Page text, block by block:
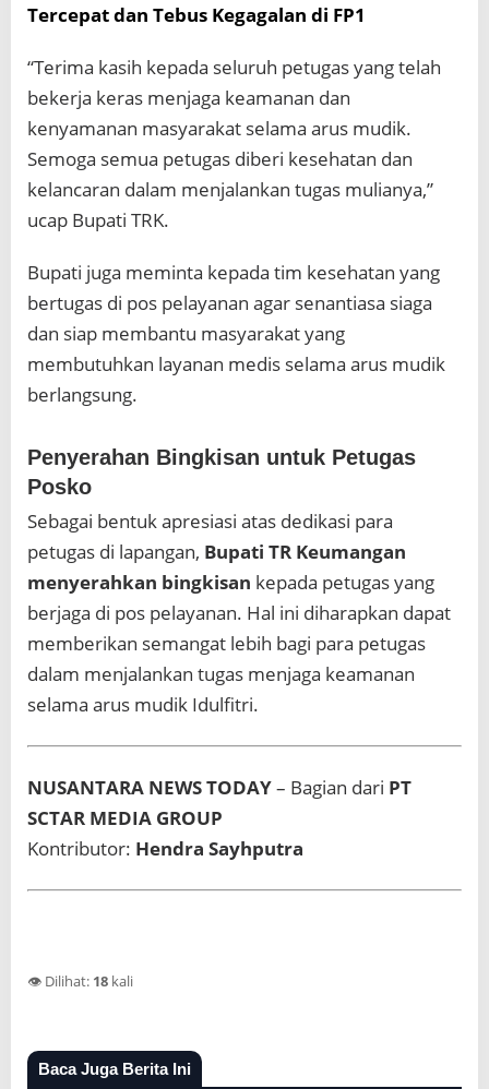
Tercepat dan Tebus Kegagalan di FP1
“Terima kasih kepada seluruh petugas yang telah
bekerja keras menjaga keamanan dan
kenyamanan masyarakat selama arus mudik.
Semoga semua petugas diberi kesehatan dan
kelancaran dalam menjalankan tugas mulianya,”
ucap Bupati TRK.
Bupati juga meminta kepada tim kesehatan yang
bertugas di pos pelayanan agar senantiasa siaga
dan siap membantu masyarakat yang
membutuhkan layanan medis selama arus mudik
berlangsung.
Penyerahan Bingkisan untuk Petugas
Posko
Sebagai bentuk apresiasi atas dedikasi para
petugas di lapangan, Bupati TR Keumangan
menyerahkan bingkisan kepada petugas yang
berjaga di pos pelayanan. Hal ini diharapkan dapat
memberikan semangat lebih bagi para petugas
dalam menjalankan tugas menjaga keamanan
selama arus mudik Idulfitri.
NUSANTARA NEWS TODAY– Bagian dari PT
SCTAR MEDIA GROUP
Kontributor: Hendra Sayhputra
👁️ Dilihat: 18 kali
Baca Juga Berita Ini